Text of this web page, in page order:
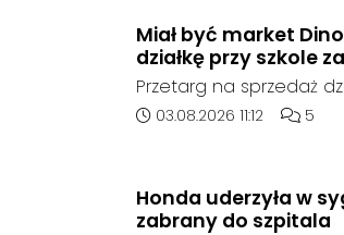
Miał być market
działkę przy szkole
Przetarg na sprzedaż
Ogólnokształcących w
oferent.
Data dodania artykułu:
03.08.2026 11:12 Liczba
5
Honda uderzyła w
zabrany do szpitala